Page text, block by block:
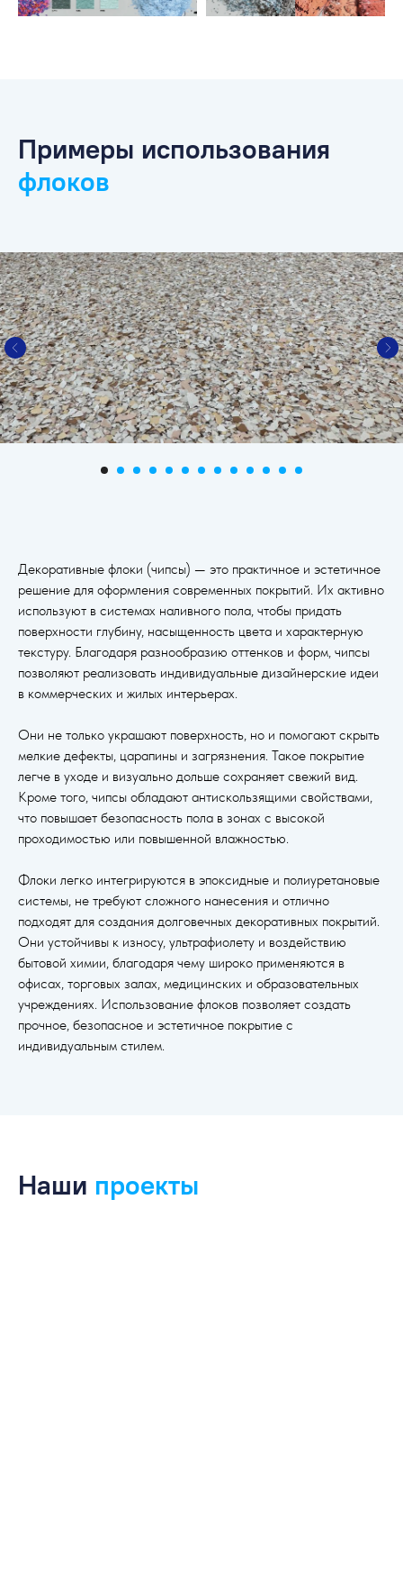
Примеры использования
флоков
Декоративные флоки (чипсы) — это практичное и эстетичное
решение для оформления современных покрытий. Их активно
используют в системах наливного пола, чтобы придать
поверхности глубину, насыщенность цвета и характерную
текстуру. Благодаря разнообразию оттенков и форм, чипсы
позволяют реализовать индивидуальные дизайнерские идеи
в коммерческих и жилых интерьерах.
Они не только украшают поверхность, но и помогают скрыть
мелкие дефекты, царапины и загрязнения. Такое покрытие
легче в уходе и визуально дольше сохраняет свежий вид.
Кроме того, чипсы обладают антискользящими свойствами,
что повышает безопасность пола в зонах с высокой
проходимостью или повышенной влажностью.
Флоки легко интегрируются в эпоксидные и полиуретановые
системы, не требуют сложного нанесения и отлично
подходят для создания долговечных декоративных покрытий.
Они устойчивы к износу, ультрафиолету и воздействию
бытовой химии, благодаря чему широко применяются в
офисах, торговых залах, медицинских и образовательных
учреждениях. Использование флоков позволяет создать
прочное, безопасное и эстетичное покрытие с
индивидуальным стилем.
Наши проекты